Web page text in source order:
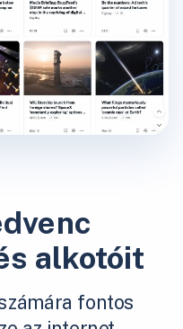
alkotóit
fontos